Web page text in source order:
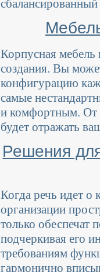
сбалансированный
Корпусная мебель
создания. Вы
конфигурацию
самые
и комфортным. От
будет отражать
Решения
Когда речь идет о
организации
только обеспечат
подчеркивая его
требованиям
гармонично